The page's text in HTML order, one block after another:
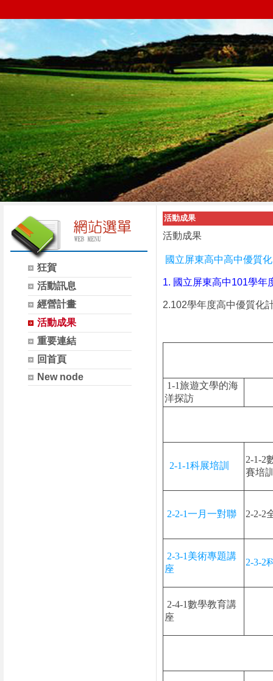
狂賀
活動訊息
經營計畫
活動成果
重要連結
回首頁
New node
活動成果
活動成果
國立屏東高中高中優質
1. 國立屏東高中101學年
2.102學年度高中優質化
1-1旅遊文學的海
洋探訪
2-1-1科展培訓
2-1-2
賽培
2-2-1一月一對聯 2-2-2
2-3-1美術專題講
座
2-3-2
2-4-1數學教育講
座